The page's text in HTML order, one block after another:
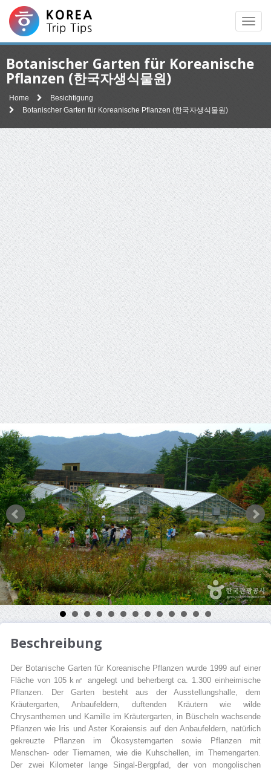
Botanischer Garten für Koreanische
Pflanzen (한국자생식물원)
Home
Besichtigung
Botanischer Garten für Koreanische Pflanzen (한국자생식물원)
Beschreibung
Der Botanische Garten für Koreanische Pflanzen wurde 1999 auf einer
Fläche von 105 k㎡ angelegt und beherbergt ca. 1.300 einheimische
Pflanzen. Der Garten besteht aus der Ausstellungshalle, dem
Kräutergarten, Anbaufeldern, duftenden Kräutern wie wilde
Chrysanthemen und Kamille im Kräutergarten, in Büscheln wachsende
Pflanzen wie Iris und Aster Koraiensis auf den Anbaufeldern, natürlich
gekreuzte Pflanzen im Ökosystemgarten sowie Pflanzen mit
Menschen- oder Tiernamen, wie die Kuhschellen, im Themengarten.
Der zwei Kilometer lange Singal-Bergpfad, der von mongolischen